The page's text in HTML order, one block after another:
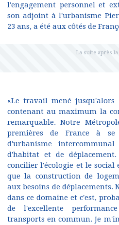
l'engagement personnel et
son adjoint à l'urbanisme
23 ans, a été aux côtés de
«Le travail mené
contenant au maximum la
remarquable. Notre
premières de France à
d'urbanisme
d'habitat et de
concilier l'écologie et le
que la construction de
aux besoins de déplacements.
dans ce domaine et c'est,
de l'excellente
transports en commun. Je